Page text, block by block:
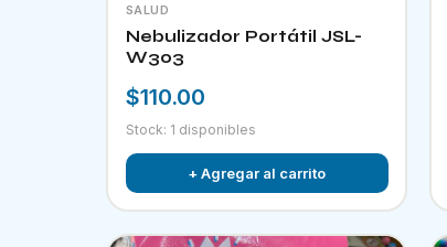
SALUD
Nebulizador Portátil JSL-
W303
$110.00
Stock: 1 disponibles
+ Agregar al carrito